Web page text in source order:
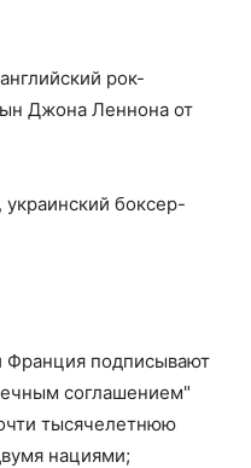
рок-
Джона Леннона от
боксер-
Франция подписывают
соглашением"
тысячелетнюю
нациями;